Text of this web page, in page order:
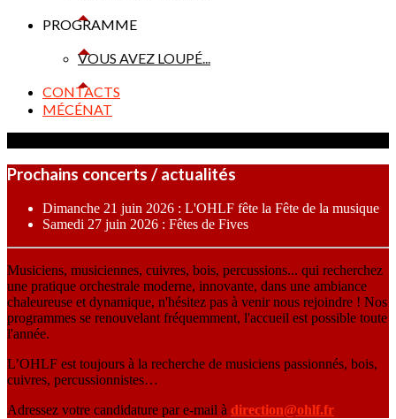
PROGRAMME
VOUS AVEZ LOUPÉ...
CONTACTS
MÉCÉNAT
Prochains concerts / actualités
Dimanche 21 juin 2026 : L'OHLF fête la Fête de la musique
Samedi 27 juin 2026 : Fêtes de Fives
Musiciens, musiciennes, cuivres, bois, percussions... qui recherchez
une pratique orchestrale moderne, innovante, dans une ambiance
chaleureuse et dynamique, n'hésitez pas à venir nous rejoindre ! Nos
programmes se renouvelant fréquemment, l'accueil est possible toute
l'année.
L’OHLF est toujours à la recherche de musiciens passionnés, bois,
cuivres, percussionnistes…
Adressez votre candidature par e-mail à direction@ohlf.fr